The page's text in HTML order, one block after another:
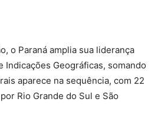
o Paraná amplia sua liderança
Indicações Geográficas, somando
aparece na sequência, com 22
Rio Grande do Sul e São